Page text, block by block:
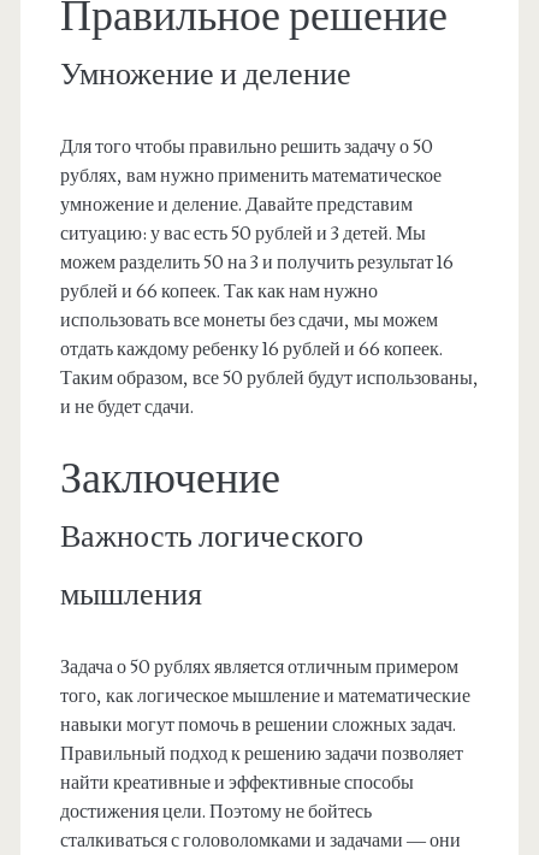
Правильное решение
Умножение и деление
Для того чтобы правильно решить задачу о 50
рублях, вам нужно применить математическое
умножение и деление. Давайте представим
ситуацию: у вас есть 50 рублей и 3 детей. Мы
можем разделить 50 на 3 и получить результат 16
рублей и 66 копеек. Так как нам нужно
использовать все монеты без сдачи, мы можем
отдать каждому ребенку 16 рублей и 66 копеек.
Таким образом, все 50 рублей будут использованы,
и не будет сдачи.
Заключение
Важность логического
мышления
Задача о 50 рублях является отличным примером
того, как логическое мышление и математические
навыки могут помочь в решении сложных задач.
Правильный подход к решению задачи позволяет
найти креативные и эффективные способы
достижения цели. Поэтому не бойтесь
сталкиваться с головоломками и задачами — они